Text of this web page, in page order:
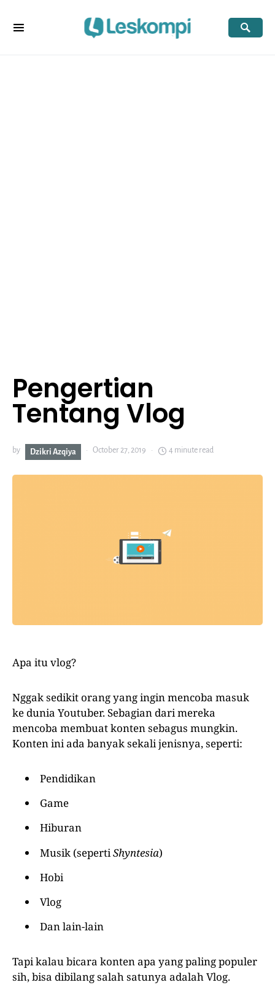
Pengertian
Tentang Vlog
by Dzikri Azqiya October 27, 2019 4 minute read
Apa itu vlog?
Nggak sedikit orang yang ingin mencoba masuk
ke dunia Youtuber. Sebagian dari mereka
mencoba membuat konten sebagus mungkin.
Konten ini ada banyak sekali jenisnya, seperti:
Pendidikan
Game
Hiburan
Musik (seperti Shyntesia)
Hobi
Vlog
Dan lain-lain
Tapi kalau bicara konten apa yang paling populer
sih, bisa dibilang salah satunya adalah Vlog.